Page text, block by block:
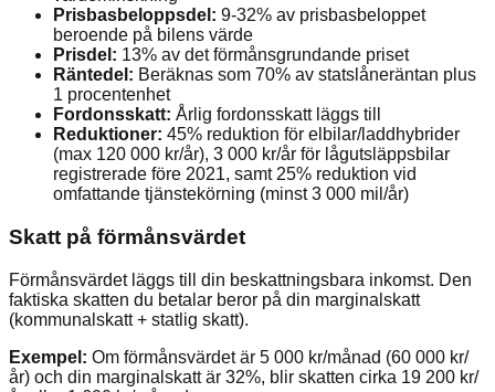
Prisbasbeloppsdel: 9-32% av prisbasbeloppet
beroende på bilens värde
Prisdel: 13% av det förmånsgrundande priset
Räntedel: Beräknas som 70% av statslåneräntan plus
1 procentenhet
Fordonsskatt: Årlig fordonsskatt läggs till
Reduktioner: 45% reduktion för elbilar/laddhybrider
(max 120 000 kr/år), 3 000 kr/år för lågutsläppsbilar
registrerade före 2021, samt 25% reduktion vid
omfattande tjänstekörning (minst 3 000 mil/år)
Skatt på förmånsvärdet
Förmånsvärdet läggs till din beskattningsbara inkomst. Den
faktiska skatten du betalar beror på din marginalskatt
(kommunalskatt + statlig skatt).
Exempel: Om förmånsvärdet är 5 000 kr/månad (60 000 kr/
år) och din marginalskatt är 32%, blir skatten cirka 19 200 kr/